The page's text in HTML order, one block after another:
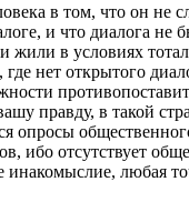
в том, что он не
и что диалога не
жили в условиях
нет открытого
правду, в такой
опросы
ибо отсутствует
инакомыслие, любая